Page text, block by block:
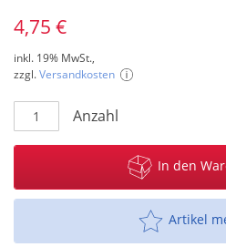
4,75 €
inkl. 19% MwSt.,
zzgl.Versandkosten
Anzahl
In den
Artikel